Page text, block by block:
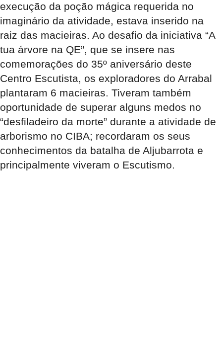
execução da poção mágica requerida no
imaginário da atividade, estava inserido na
raiz das macieiras. Ao desafio da iniciativa “A
tua árvore na QE”, que se insere nas
comemorações do 35º aniversário deste
Centro Escutista, os exploradores do Arrabal
plantaram 6 macieiras. Tiveram também
oportunidade de superar alguns medos no
“desfiladeiro da morte” durante a atividade de
arborismo no CIBA; recordaram os seus
conhecimentos da batalha de Aljubarrota e
principalmente viveram o Escutismo.